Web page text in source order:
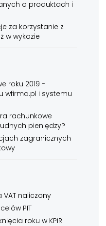
o produktach i
za korzystanie z
w wykazie
roku 2019 -
wfirma.pl i systemu
rachunkowe
pieniędzy?
zagranicznych
naliczony
PIT
roku w KPiR